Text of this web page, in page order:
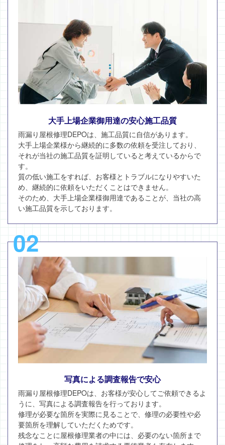
大手上場企業御用達の安心施工品質
雨漏り屋根修理DEPOは、施工品質に自信があります。
大手上場企業様から継続的に多数の依頼を受注しており、
それが当社の施工品質を証明していると考えているからで
す。
質の低い施工をすれば、お客様とトラブルになりやすいた
め、継続的に依頼をいただくことはできません。
そのため、大手上場企業様御用達であることが、当社の高
い施工品質を示しております。
02
写真による調査報告で安心
雨漏り屋根修理DEPOは、お客様が安心してご依頼できるよ
うに、写真による調査報告を行っております。
修理が必要な箇所を実際に見ることで、修理の必要性や必
要箇所を理解していただくためです。
残念なことに屋根修理業者の中には、必要のない箇所まで